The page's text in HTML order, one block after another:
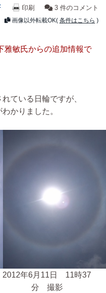
Facebook
印刷 3 件のコメント
画像以外転載OK( 条件はこちら )
雅敏氏からの追加情報で
れている日輪ですが、
かりました。
2012年6月11日 11時37
分 撮影